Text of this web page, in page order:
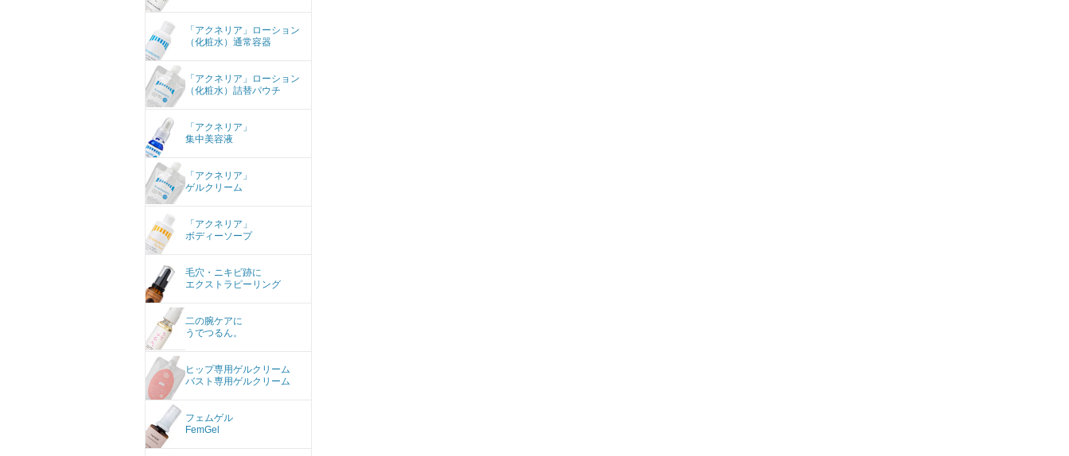
「アクネリア」ローション
（化粧水）通常容器
「アクネリア」ローション
（化粧水）詰替パウチ
「アクネリア」
集中美容液
「アクネリア」
ゲルクリーム
「アクネリア」
ボディーソープ
毛穴・ニキビ跡に
エクストラピーリング
二の腕ケアに
うでつるん。
ヒップ専用ゲルクリーム
バスト専用ゲルクリーム
フェムゲル
FemGel